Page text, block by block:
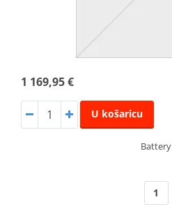
1 169,95 €
U košaricu
Battery
1